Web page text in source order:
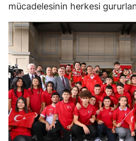
mücadelesinin herkesi